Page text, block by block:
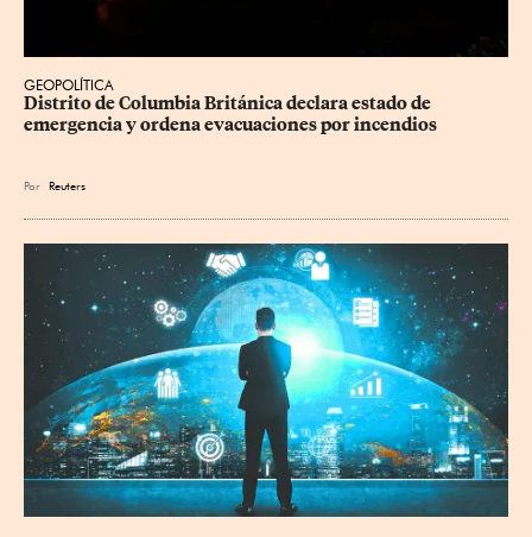
GEOPOLÍTICA
Distrito de Columbia Británica declara estado de
emergencia y ordena evacuaciones por incendios
Por Reuters